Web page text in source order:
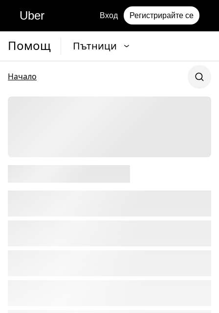
Uber Вход Регистрирайте се
Помощ Пътници
Начало